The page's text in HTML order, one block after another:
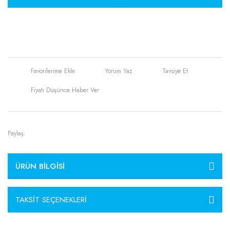
Yorum Yaz Tavsiye Et
Fiyatı Düşünce Haber Ver
Paylaş:
ÜRÜN BILGISI
TAKSIT SEÇENEKLERI